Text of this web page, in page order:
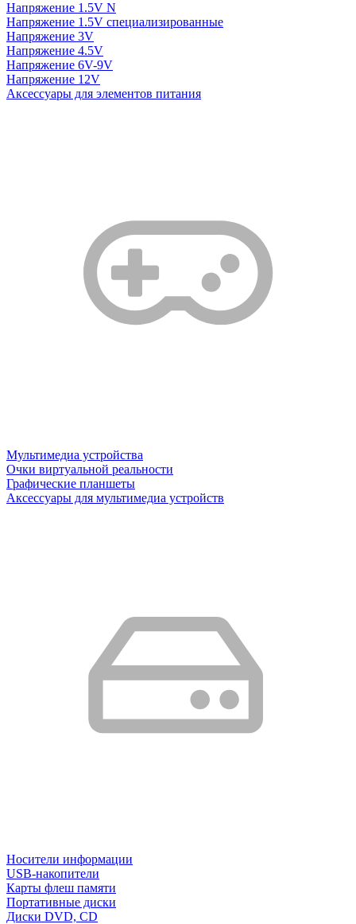
Напряжение 1.5V N
Напряжение 1.5V специализированные
Напряжение 3V
Напряжение 4.5V
Напряжение 6V-9V
Напряжение 12V
Аксессуары для элементов питания
Мультимедиа устройства
Очки виртуальной реальности
Графические планшеты
Аксессуары для мультимедиа устройств
Носители информации
USB-накопители
Карты флеш памяти
Портативные диски
Диски DVD, CD